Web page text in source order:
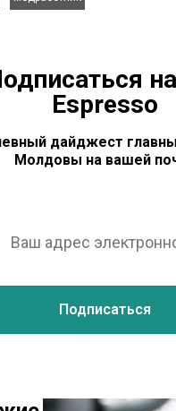
Espresso
дайджест
Молдовы на вашей